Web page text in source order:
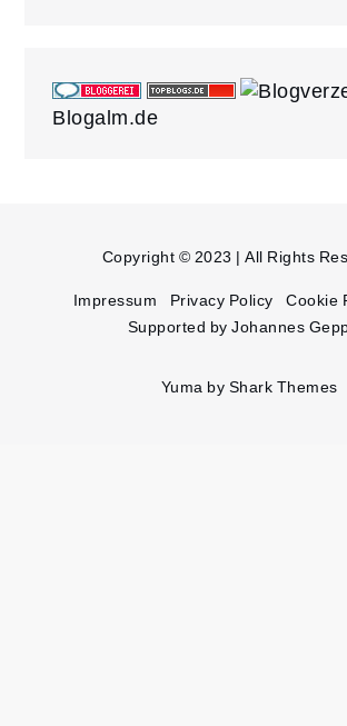
Blogalm.de
Copyright © 2023 | All Rights
Impressum Privacy Policy
Cookie
Supported by Johannes
Yuma by Shark Themes